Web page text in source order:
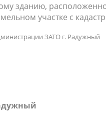
зданию,
участке с
ЗАТО г. Радужный